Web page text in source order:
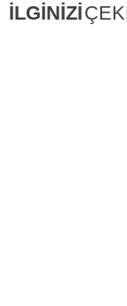
İLGİNİZİ